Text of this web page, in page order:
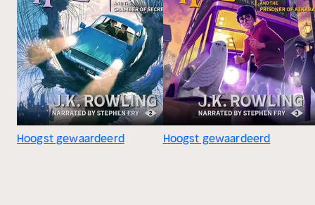
Hoogst gewaardeerd Hoogst gewaardeerd